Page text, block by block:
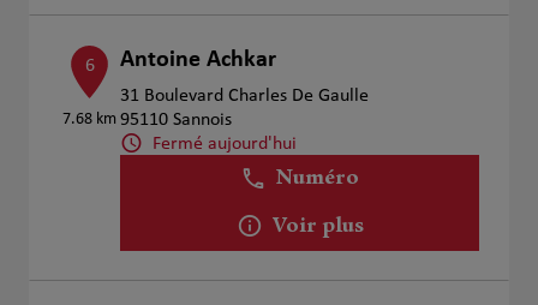
6
7.68 km
Antoine Achkar
31 Boulevard Charles De Gaulle
95110 Sannois
Fermé aujourd'hui
Numéro
Voir plus